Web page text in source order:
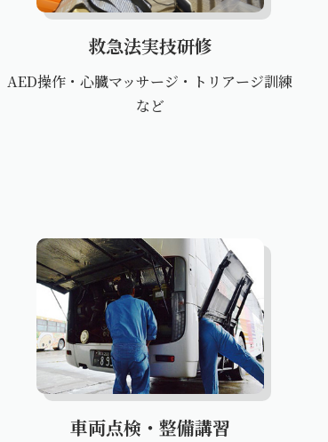
救急法実技研修
AED操作・心臓マッサージ・トリアージ訓練
など
車両点検・整備講習